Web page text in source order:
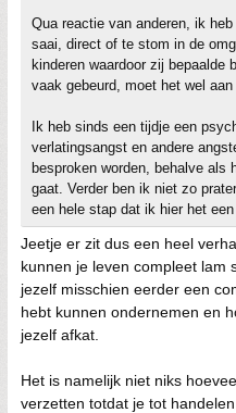
Qua reactie van anderen, ik
saai, direct of te stom in de
kinderen waardoor zij bepaalde
vaak gebeurd, moet het wel
Ik heb sinds een tijdje een
verlatingsangst en andere
besproken worden, behalve als
gaat. Verder ben ik niet zo
een hele stap dat ik hier het
Jeetje er zit dus een heel
kunnen je leven compleet lam
jezelf misschien eerder een
hebt kunnen ondernemen en
jezelf afkat.
Het is namelijk niet niks
verzetten totdat je tot